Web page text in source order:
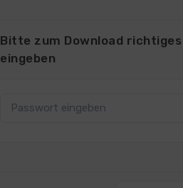
Bitte zum Download
eingeben